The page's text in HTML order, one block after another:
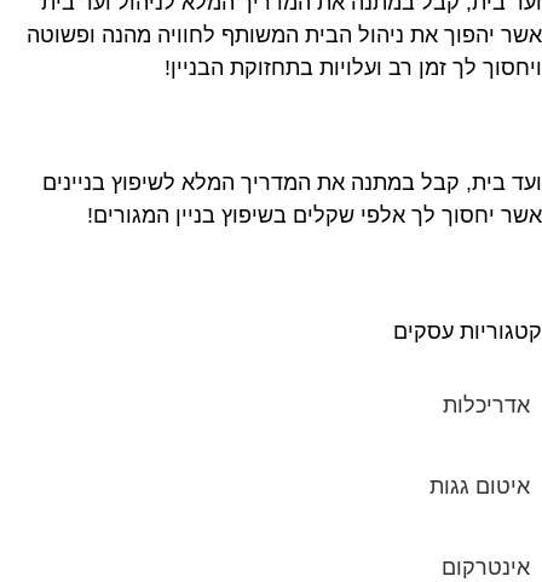
יהפוך את ניהול הבית המשותף לחוויה מהנה ופשוטה
לך זמן רב ועלויות בתחזוקת הבניין!
בית, קבל במתנה את המדריך המלא לשיפוץ בניינים
יחסוך לך אלפי שקלים בשיפוץ בניין המגורים!
עסקים
אדריכלות
איטום גגות
אינטרקום